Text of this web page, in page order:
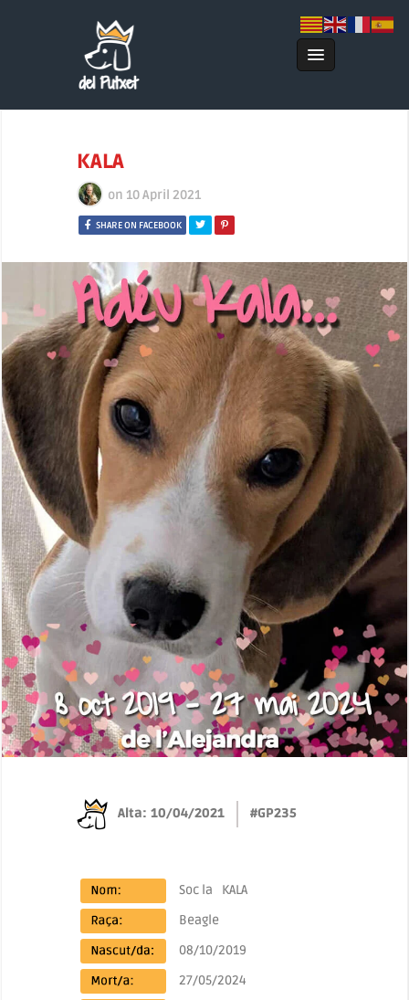
KALA
on 10 April 2021
SHARE ON FACEBOOK
Alta: 10/04/2021 #GP235
Soc la
KALA
Beagle
08/10/2019
27/05/2024